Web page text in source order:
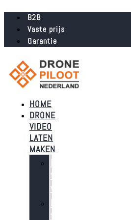
B2B
Vaste prijs
Garantie
HOME
DRONE
VIDEO
LATEN
MAKEN
Dronebeelden
t.b.v.
verkoop
Dronebeelden
t.b.v.